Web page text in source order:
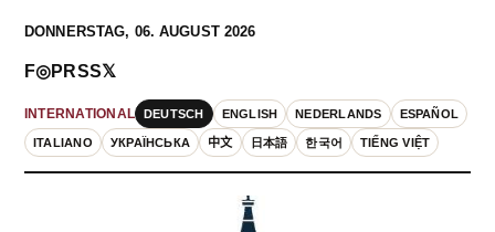
DONNERSTAG, 06. AUGUST 2026
INTERNATIONAL DEUTSCH ENGLISH NEDERLANDS ESPAÑOL
ITALIANO УКРАЇНСЬКА 中文 日本語 한국어 TIẾNG VIỆT
F◎PRSS𝕏